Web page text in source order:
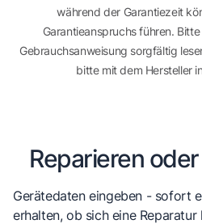
während der Garantiezeit
Garantieanspruchs führen.
Gebrauchsanweisung sorgfältig
bitte mit dem Hersteller
Reparieren
Gerätedaten eingeben - sofort
erhalten, ob sich eine Reparatur